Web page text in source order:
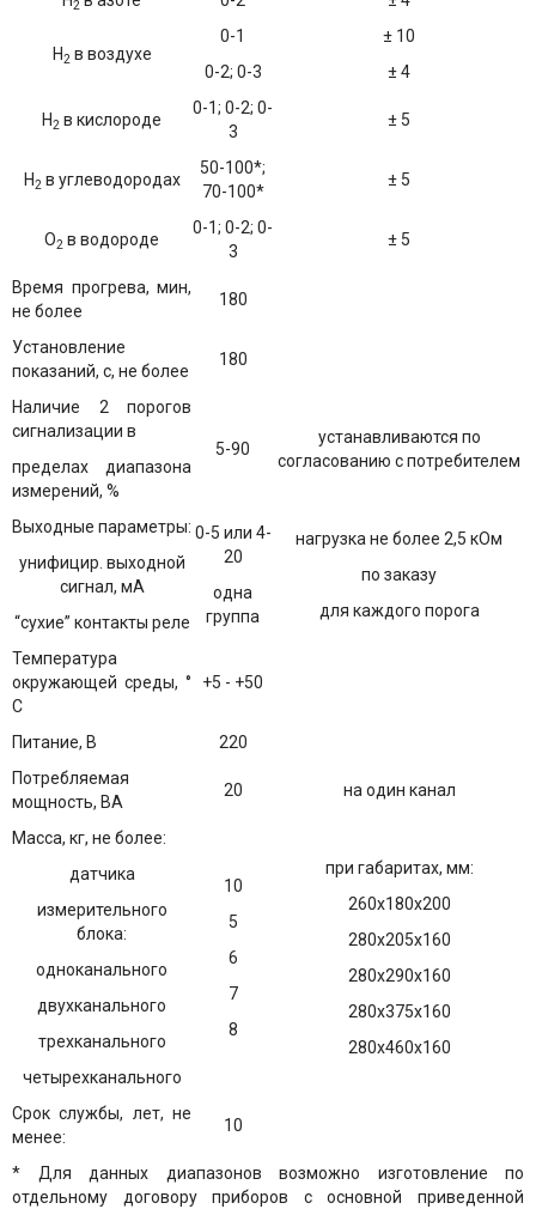
2
Н2 в воздухе
0-1
0-2; 0-3
± 10
± 4
Н2 в кислороде
0-1; 0-2; 0-
3
± 5
Н2 в углеводородах
50-100*;
70-100*
± 5
О2 в водороде
0-1; 0-2; 0-
3
± 5
Время прогрева, мин,
не более
180
Установление
показаний, с, не более
180
Наличие 2 порогов
сигнализации в
пределах диапазона
измерений, %
5-90
устанавливаются по
согласованию с потребителем
Выходные параметры:
унифицир. выходной
сигнал, мА
“сухие” контакты реле
0-5 или 4-
20
одна
группа
нагрузка не более 2,5 кОм
по заказу
для каждого порога
Температура
окружающей среды, °
С
+5 - +50
Питание, В
220
Потребляемая
мощность, ВА
20 на один канал
Масса, кг, не более:
датчика
измерительного
блока:
одноканального
двухканального
трехканального
четырехканального
10
5
6
7
8
при габаритах, мм:
260х180х200
280х205х160
280х290х160
280х375х160
280х460х160
Срок службы, лет, не
менее:
10
* Для данных диапазонов возможно изготовление по
отдельному договору приборов с основной приведенной